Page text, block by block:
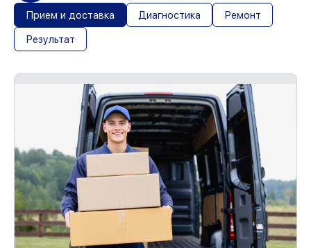
Прием и доставка Диагностика Ремонт
Результат